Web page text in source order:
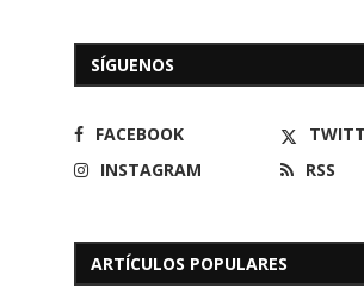
SÍGUENOS
FACEBOOK
INSTAGRAM
RSS
ARTÍCULOS POPULARES